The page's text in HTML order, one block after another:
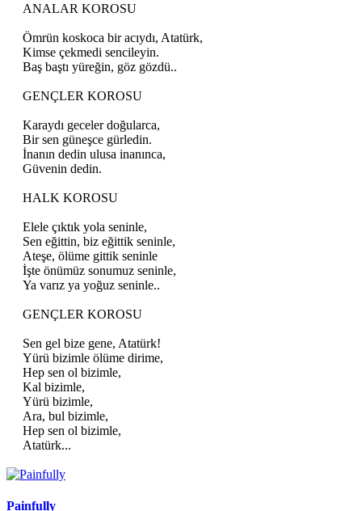
ANALAR KOROSU
Ömrün koskoca bir acıydı, Atatürk,
Kimse çekmedi sencileyin.
Baş baştı yüreğin, göz gözdü..
GENÇLER KOROSU
Karaydı geceler doğularca,
Bir sen güneşce gürledin.
İnanın dedin ulusa inanınca,
Güvenin dedin.
HALK KOROSU
Elele çıktık yola seninle,
Sen eğittin, biz eğittik seninle,
Ateşe, ölüme gittik seninle
İşte önümüz sonumuz seninle,
Ya varız ya yoğuz seninle..
GENÇLER KOROSU
Sen gel bize gene, Atatürk!
Yürü bizimle ölüme dirime,
Hep sen ol bizimle,
Kal bizimle,
Yürü bizimle,
Ara, bul bizimle,
Hep sen ol bizimle,
Atatürk...​
Painfully